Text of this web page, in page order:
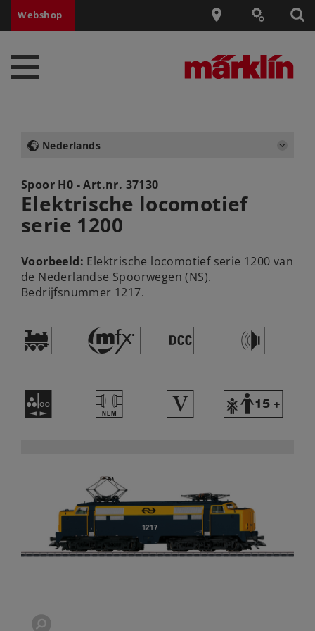
Webshop
Nederlands
Spoor H0 - Art.nr. 37130
Elektrische locomotief
serie 1200
Voorbeeld: Elektrische locomotief serie 1200 van
de Nederlandse Spoorwegen (NS).
Bedrijfsnummer 1217.
) # § h
N T 5 Y